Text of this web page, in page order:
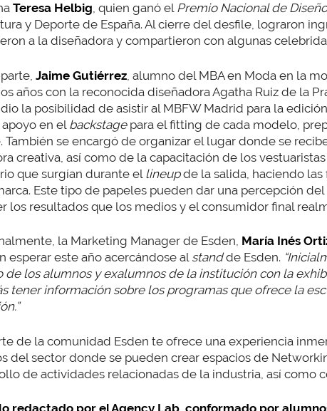
Teresa Helbig, quien ganó el Premio Nacional de
y Deporte de España. Al cierre del desfile, lograron
a la diseñadora y compartieron con algunas
Jaime Gutiérrez , alumno del MBA en Moda en la
años con la reconocida diseñadora Agatha Ruiz de la
la posibilidad de asistir al MBFW Madrid para la
en el backstagepara el fitting de cada modelo,
También se encargó de organizar el lugar donde se
creativa, así como de la capacitación de los
que surgían durante el lineupde la salida, haciendo
Este tipo de papeles pueden dar una percepción
los resultados que los medios y el consumidor final
la Marketing Manager de Esden, María Inés
esperar este año acercándose al standde Esden.
de los alumnos y exalumnos de la institución con la
tener información sobre los programas que ofrece la
de la comunidad Esden te ofrece una experiencia
del sector donde se pueden crear espacios de
de actividades relacionadas de la industria, así como